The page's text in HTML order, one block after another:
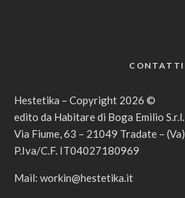
CONTATTI
Hestetika – Copyright 2026 ©
edito da Habitare di Boga Emilio S.r.l.
Via Fiume, 63 – 21049 Tradate – (Va)
P.Iva/C.F. IT04027180969
Mail: workin@hestetika.it